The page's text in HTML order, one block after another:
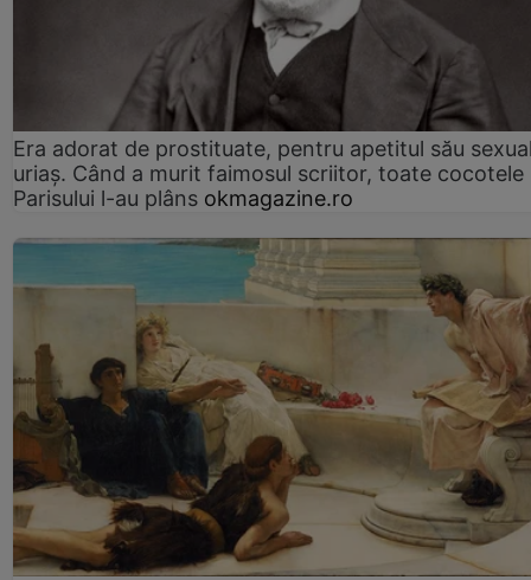
Era adorat de prostituate, pentru apetitul său
uriaș. Când a murit faimosul scriitor, toate cocotele
Parisului l-au plâns okmagazine.ro